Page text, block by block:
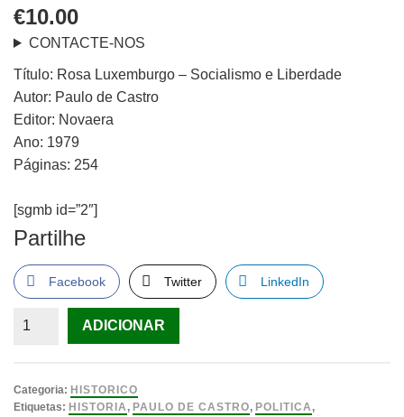
€10.00
CONTACTE-NOS
Título: Rosa Luxemburgo – Socialismo e Liberdade
Autor: Paulo de Castro
Editor: Novaera
Ano: 1979
Páginas: 254
[sgmb id=”2″]
Partilhe
Facebook Twitter LinkedIn
Quantidade
Luxemburgo
–
ADICIONAR
Categoria: HISTORICO
Etiquetas: HISTORIA , PAULO DE CASTRO, POLITICA ,